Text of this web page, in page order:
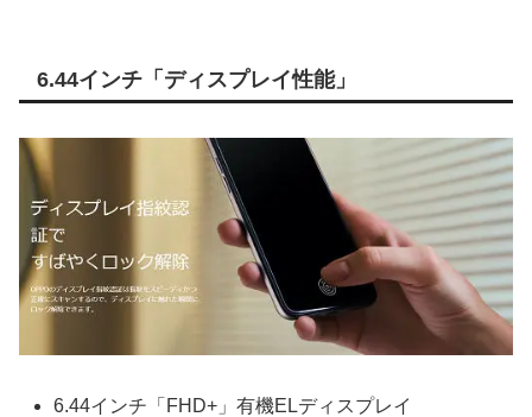
6.44インチ「ディスプレイ性能」
6.44インチ「FHD+」有機ELディスプレイ